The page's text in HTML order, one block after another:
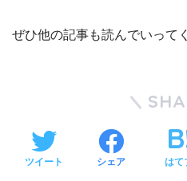
ぜひ他の記事も読んでいって
ツイート シェア はて